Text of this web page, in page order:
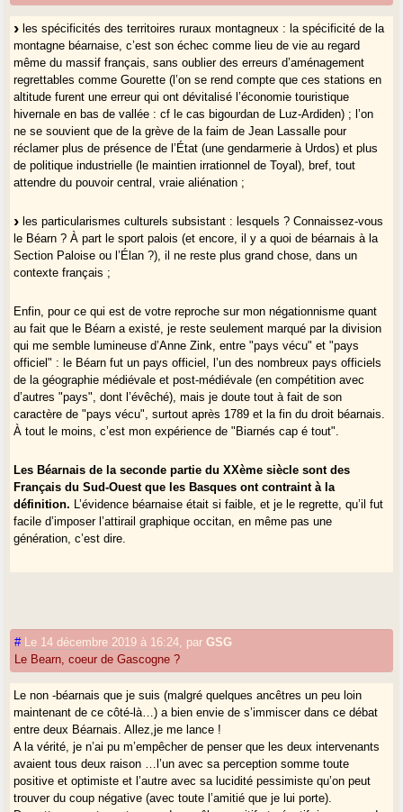
l’accent du Sud-Ouest en français à Pau ;
les spécificités des territoires ruraux montagneux : la spécificité de la
montagne béarnaise, c’est son échec comme lieu de vie au regard
même du massif français, sans oublier des erreurs d’aménagement
regrettables comme Gourette (l’on se rend compte que ces stations en
altitude furent une erreur qui ont dévitalisé l’économie touristique
hivernale en bas de vallée : cf le cas bigourdan de Luz-Ardiden) ; l’on
ne se souvient que de la grève de la faim de Jean Lassalle pour
réclamer plus de présence de l’État (une gendarmerie à Urdos) et plus
de politique industrielle (le maintien irrationnel de Toyal), bref, tout
attendre du pouvoir central, vraie aliénation ;
les particularismes culturels subsistant : lesquels ? Connaissez-vous
le Béarn ? À part le sport palois (et encore, il y a quoi de béarnais à la
Section Paloise ou l’Élan ?), il ne reste plus grand chose, dans un
contexte français ;
Enfin, pour ce qui est de votre reproche sur mon négationnisme quant
au fait que le Béarn a existé, je reste seulement marqué par la division
qui me semble lumineuse d’Anne Zink, entre "pays vécu" et "pays
officiel" : le Béarn fut un pays officiel, l’un des nombreux pays officiels
de la géographie médiévale et post-médiévale (en compétition avec
d’autres "pays", dont l’évêché), mais je doute tout à fait de son
caractère de "pays vécu", surtout après 1789 et la fin du droit béarnais.
À tout le moins, c’est mon expérience de "Biarnés cap é tout".
Les Béarnais de la seconde partie du XXème siècle sont des
Français du Sud-Ouest que les Basques ont contraint à la
définition. L’évidence béarnaise était si faible, et je le regrette, qu’il fut
facile d’imposer l’attirail graphique occitan, en même pas une
génération, c’est dire.
# Le 14 décembre 2019 à 16:24 parGSG
Le Bearn, coeur de Gascogne ?
Le non -béarnais que je suis (malgré quelques ancêtres un peu loin
maintenant de ce côté-là…) a bien envie de s’immiscer dans ce débat
entre deux Béarnais. Allez,je me lance !
A la vérité, je n’ai pu m’empêcher de penser que les deux intervenants
avaient tous deux raison …l’un avec sa perception somme toute
positive et optimiste et l’autre avec sa lucidité pessimiste qu’on peut
trouver du coup négative (avec toute l’amitié que je lui porte).